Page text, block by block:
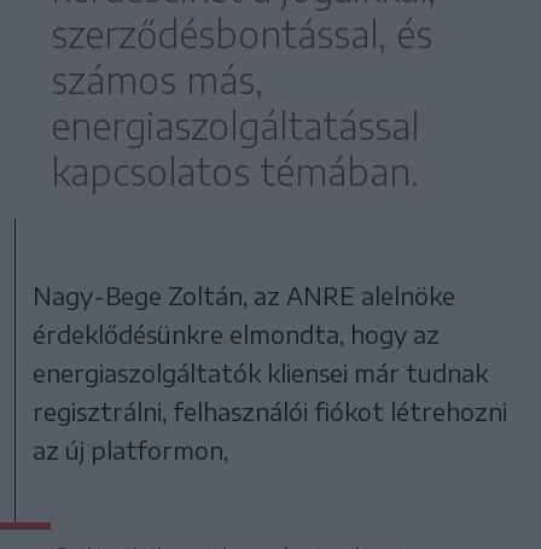
szerződésbontással, és
számos más,
energiaszolgáltatással
kapcsolatos témában.
Nagy-Bege Zoltán, az ANRE alelnöke
érdeklődésünkre elmondta, hogy az
energiaszolgáltatók kliensei már tudnak
regisztrálni, felhasználói fiókot létrehozni
az új platformon,